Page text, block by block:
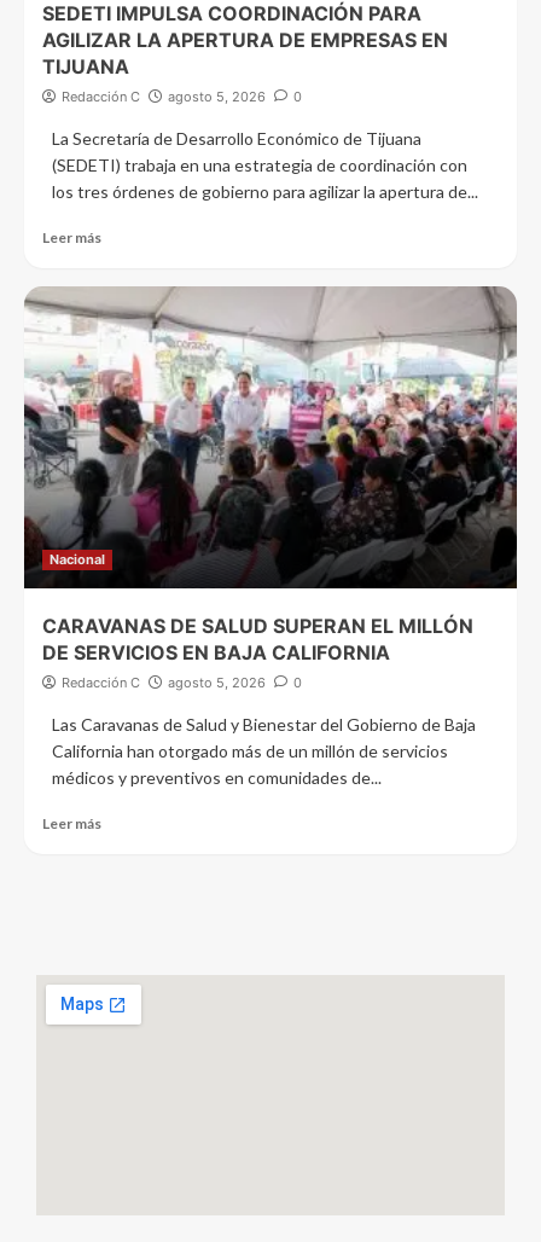
SEDETI IMPULSA COORDINACIÓN PARA
AGILIZAR LA APERTURA DE EMPRESAS EN
TIJUANA
Redacción C agosto 5, 2026 0
La Secretaría de Desarrollo Económico de Tijuana
(SEDETI) trabaja en una estrategia de coordinación con
los tres órdenes de gobierno para agilizar la apertura de...
Leer más
Nacional
CARAVANAS DE SALUD SUPERAN EL MILLÓN
DE SERVICIOS EN BAJA CALIFORNIA
Redacción C agosto 5, 2026 0
Las Caravanas de Salud y Bienestar del Gobierno de Baja
California han otorgado más de un millón de servicios
médicos y preventivos en comunidades de...
Leer más